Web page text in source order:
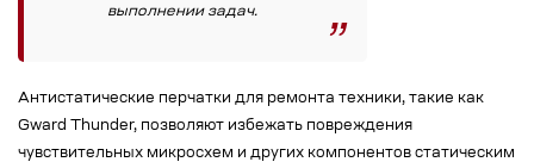
выполнении задач.
Антистатические перчатки для ремонта техники, такие как
Gward Thunder, позволяют избежать повреждения
чувствительных микросхем и других компонентов статическим